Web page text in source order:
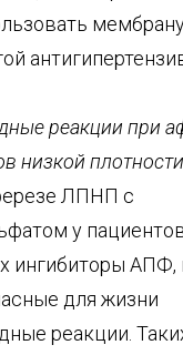
реакции при
низкой
ЛПНП с
у
ингибиторы АПФ,
для жизни
реакции.